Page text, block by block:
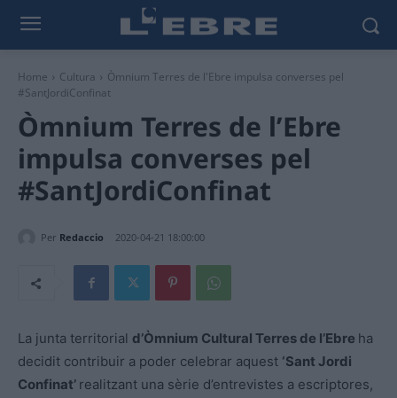
Home Cultura
Òmnium Terres de l'Ebre impulsa converses pel
#SantJordiConfinat
Òmnium Terres de l’Ebre
impulsa converses pel
#SantJordiConfinat
Per Redaccio 2020-04-21 18:00:00
La junta territorial d’Òmnium Cultural Terres de l’Ebre ha
decidit contribuir a poder celebrar aquest ‘Sant Jordi
Confinat’ realitzant una sèrie d’entrevistes a escriptores,